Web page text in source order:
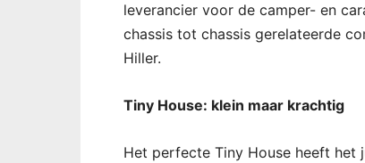
leverancier voor de camper- en
chassis tot chassis gerelateerde
Hiller.
Tiny House: klein maar krachtig
Het perfecte Tiny House heeft het